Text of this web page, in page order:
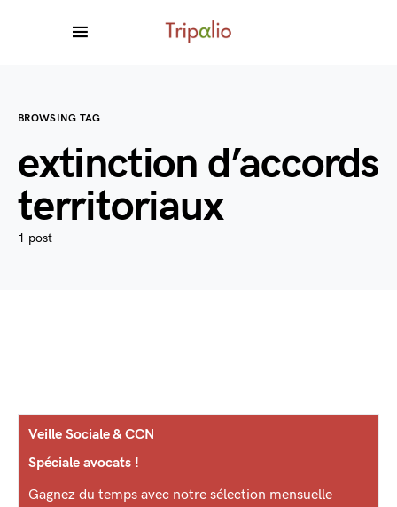
BROWSING TAG
extinction d’accords
territoriaux
1 post
Veille Sociale & CCN
Spéciale avocats !
Gagnez du temps avec notre sélection mensuelle